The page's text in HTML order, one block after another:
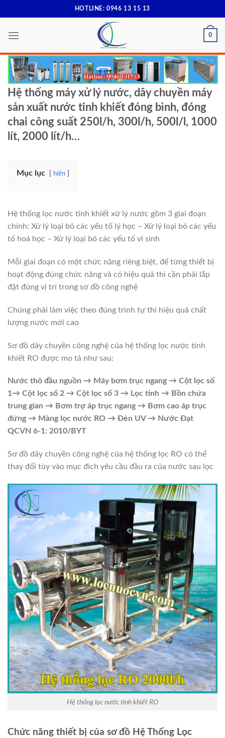
to
content
HOTLINE: 0946 13 15 13
0
Hệ thống máy xử lý nước, dây chuyền máy
sản xuất nước tinh khiết đóng bình, đóng
chai công suất 250l/h, 300l/h, 500l/l, 1000
lít, 2000 lít/h…
Mục lục hiện
Hệ thống lọc nước tinh khiết xử lý nước gồm 3 giai đoạn
chính: Xử lý loại bỏ các yếu tố lý học – Xử lý loại bỏ các yếu
tố hoá học – Xử lý loại bỏ các yếu tố vi sinh
Mỗi giai đoạn có một chức năng riêng biệt, để từng thiết bị
hoạt động đúng chức năng và có hiệu quả thì cần phải lắp
đặt đúng vị trí trong sơ đồ công nghệ
Chúng phải làm việc theo đúng trình tự thì hiệu quả chất
lượng nước mới cao
Sơ đồ dây chuyền công nghệ của hệ thống lọc nước tinh
khiết RO được mo tả như sau:
Nước thô đầu nguồn → Máy bơm trục ngang → Cột lọc số
1→ Cột lọc số 2 → Cột lọc số 3 → Lọc tinh → Bồn chứa
trung gian → Bơm trợ áp trục ngang → Bơm cao áp trục
đứng → Màng lọc nước RO → Đèn UV → Nước Đạt
QCVN 6-1: 2010/BYT
Sơ đồ dây chuyền công nghệ của hệ thống lọc RO có thể
thay đổi tùy vào mục đích yêu cầu đầu ra của nước sau lọc
Hệ thống lọc nước tinh khiết RO
Chức năng thiết bị của sơ đồ Hệ Thống Lọc